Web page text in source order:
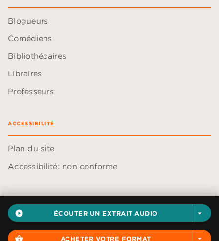
play_circle_filled ÉCOUTER UN EXTRAIT AUDIO arrow_drop_down
shopping_basket ACHETER VOTRE FORMAT arrow_drop_down
Blogueurs
Comédiens
Bibliothécaires
Libraires
Professeurs
ACCESSIBILITÉ
Plan du site
Accessibilité: non conforme
Données personnelles
Paramétrer vos cookies